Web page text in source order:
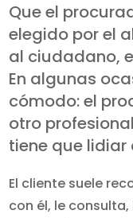
Que el
elegido por el
al ciudadano,
En algunas
cómodo: el
otro
tiene que lidiar
El cliente suele
con él, le